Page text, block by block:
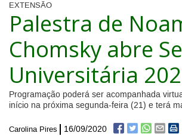
EXTENSÃO
Palestra de
Chomsky abre
Universitária
Programação poderá ser acompanhada
início na próxima segunda-feira (21) e terá
Carolina Pires 16/09/2020